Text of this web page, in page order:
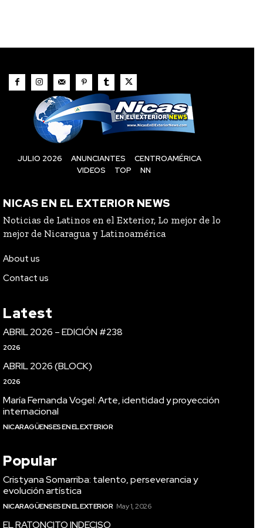
JULIO 2026 ANUNCIANTES
CENTROAMÉRICA
VIDEOS
TOP NN
NICAS EN EL EXTERIOR NEWS
Noticias de Latinos en el Exterior, Lo mejor de lo
mejor de Nicaragua y Latinoamérica
About us
Contact us
Latest
ABRIL 2026 – EDICIÓN #238
2026
ABRIL 2026 (BLOCK)
2026
María Fernanda Vogel: Arte, identidad y proyección
internacional
NICARAGÜENSES EN EL EXTERIOR
Popular
Cristyana Somarriba: talento, perseverancia y
evolución artística
NICARAGÜENSES EN EL EXTERIOR May 1, 2026
EL RATONCITO INDECISO